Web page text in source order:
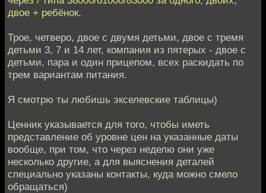
двое + ребёнок.
Трое, четверо, двое с двумя детьми, двое с тремя
детьми 3, 7 и 14 лет, компания из пятерых - двое с
детьми, пара и один прицепом, всех раскидать по
трем вариантам питания.
Я смотрю ты любишь экселевские таблицы)
Ценник указывается для того, чтобы иметь
представление об уровне цен на указанные даты
вообще, при том, что через неделю они уже
несколько другие, а для выяснения деталей
специально указаны контакты, куда можно смело
обращаться)